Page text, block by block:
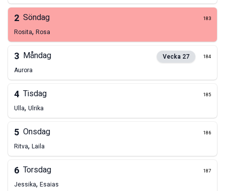
2 Söndag 183
Rosita, Rosa
3 Måndag Vecka 27 184
Aurora
4 Tisdag 185
Ulla, Ulrika
5 Onsdag 186
Ritva, Laila
6 Torsdag 187
Jessika, Esaias